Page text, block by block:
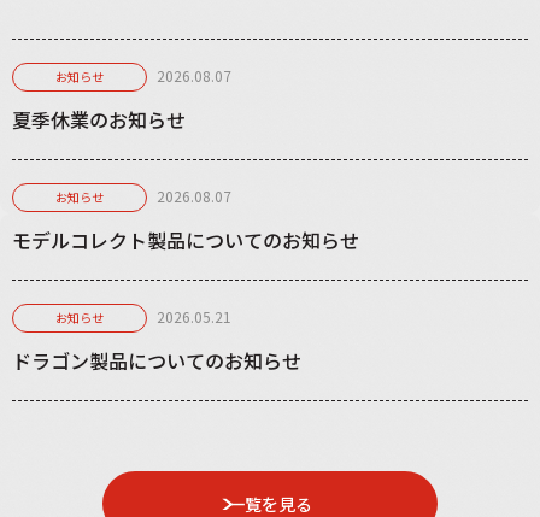
お知らせ 2026.08.07
夏季休業のお知らせ
お知らせ 2026.08.07
モデルコレクト製品についてのお知らせ
お知らせ 2026.05.21
ドラゴン製品についてのお知らせ
一覧を見る